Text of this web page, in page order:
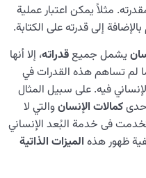
دراسة وظائف الجانب
الإنسان؟
الدور الذي يلعبه في
والذکيّ
مثلاً يمكن اعتبار عملية
بالإضافة إلى قدرته على الكتابة.
يشمل جميعقدراته، إلا أنها
لم تساهم هذه القدرات في
فيه. على سبيل المثال
کمالات الإنسانوالتي لا
فی خدمة البُعد الإنساني
ظهور هذه المیزات الذاتیة